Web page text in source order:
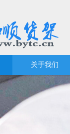
关于我们